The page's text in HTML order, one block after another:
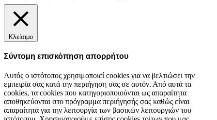
Κλείσιμο
Σύντομη επισκόπηση απορρήτου
Αυτός ο ιστότοπος χρησιμοποιεί cookies για να βελτιώσει την
εμπειρία σας κατά την περιήγηση σας σε αυτόν. Από αυτά τα
cookies, τα cookies που κατηγοριοποιούνται ως απαραίτητα
αποθηκεύονται στο πρόγραμμα περιήγησής σας καθώς είναι
απαραίτητα για την λειτουργία των βασικών λειτουργιών του